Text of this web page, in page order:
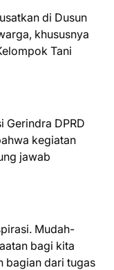
di Dusun
khususnya
Tani
Gerindra DPRD
kegiatan
jawab
Mudah-
bagi kita
bagian dari tugas